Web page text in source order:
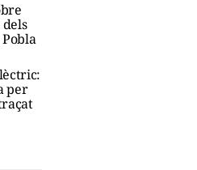
per